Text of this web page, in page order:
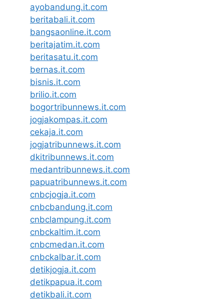
ayobandung.it.com
beritabali.it.com
bangsaonline.it.com
beritajatim.it.com
beritasatu.it.com
bernas.it.com
bisnis.it.com
brilio.it.com
bogortribunnews.it.com
jogjakompas.it.com
cekaja.it.com
jogjatribunnews.it.com
dkitribunnews.it.com
medantribunnews.it.com
papuatribunnews.it.com
cnbcjogja.it.com
cnbcbandung.it.com
cnbclampung.it.com
cnbckaltim.it.com
cnbcmedan.it.com
cnbckalbar.it.com
detikjogja.it.com
detikpapua.it.com
detikbali.it.com